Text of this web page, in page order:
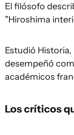
El filósofo
"Hiroshima
Estudió
desempeñó
académicos
Los críticos